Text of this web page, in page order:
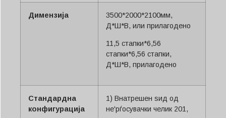
Димензија
3500*2000*2100мм,
Д*Ш*В, или прилагодено
11,5 стапки*6,56
стапки*6,56 стапки,
Д*Ш*В, прилагодено
Стандардна
конфигурација
1) Внатрешен ѕид од
не'рѓосувачки челик 201,